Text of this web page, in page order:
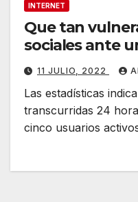
INTERNET
Que tan
sociales ante
11 JULIO, 2022
Las estadísticas
transcurridas 24
cinco usuarios